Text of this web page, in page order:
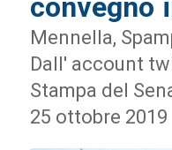
convegno
Mennella,
DaIl' account
Stampa del
25 ottobre 2019